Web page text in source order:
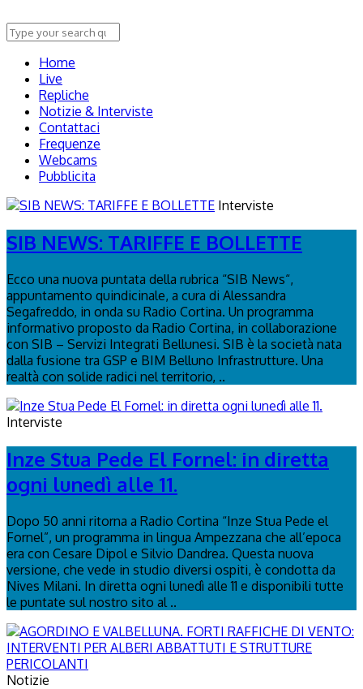
Home
Live
Repliche
Notizie & Interviste
Contattaci
Frequenze
Webcams
Pubblicita
Interviste
SIB NEWS: TARIFFE E BOLLETTE
Ecco una nuova puntata della rubrica “SIB News“,
appuntamento quindicinale, a cura di Alessandra
Segafreddo, in onda su Radio Cortina. Un programma
informativo proposto da Radio Cortina, in collaborazione
con SIB – Servizi Integrati Bellunesi. SIB è la società nata
dalla fusione tra GSP e BIM Belluno Infrastrutture. Una
realtà con solide radici nel territorio, ..
Interviste
Inze Stua Pede El Fornel: in diretta
ogni lunedì alle 11.
Dopo 50 anni ritorna a Radio Cortina “Inze Stua Pede el
Fornel”, un programma in lingua Ampezzana che all’epoca
era con Cesare Dipol e Silvio Dandrea. Questa nuova
versione, che vede in studio diversi ospiti, è condotta da
Nives Milani. In diretta ogni lunedì alle 11 e disponibili tutte
le puntate sul nostro sito al ..
Notizie